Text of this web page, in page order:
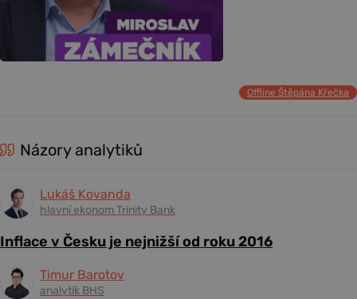
Offline Štěpána Křečka
Názory analytiků
Lukáš Kovanda
hlavní ekonom Trinity Bank
Inflace v Česku je nejnižší od roku 2016
Timur Barotov
analytik BHS